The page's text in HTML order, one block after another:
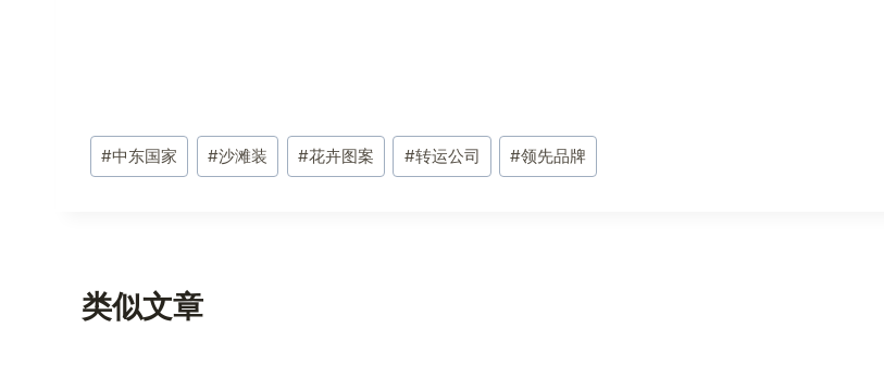
文
章
#中东国家 #沙滩装 #花卉图案 #转运公司 #领先品牌
类似文章